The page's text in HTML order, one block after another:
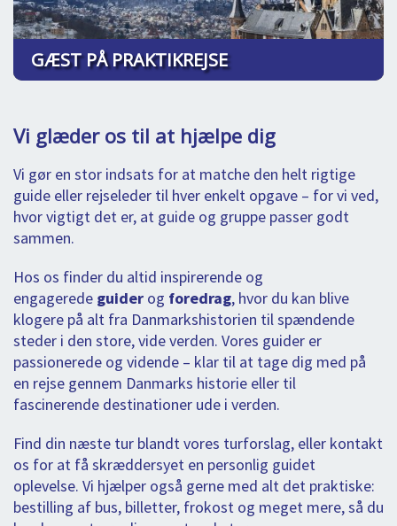
GÆST PÅ PRAKTIKREJSE
Vi glæder os til at hjælpe dig
Vi gør en stor indsats for at matche den helt rigtige
guide eller rejseleder til hver enkelt opgave – for vi ved,
hvor vigtigt det er, at guide og gruppe passer godt
sammen.
Hos os finder du altid inspirerende og
engagerede guider og foredrag, hvor du kan blive
klogere på alt fra Danmarkshistorien til spændende
steder i den store, vide verden. Vores guider er
passionerede og vidende – klar til at tage dig med på
en rejse gennem Danmarks historie eller til
fascinerende destinationer ude i verden.
Find din næste tur blandt vores turforslag, eller kontakt
os for at få skræddersyet en personlig guidet
oplevelse. Vi hjælper også gerne med alt det praktiske:
bestilling af bus, billetter, frokost og meget mere, så du